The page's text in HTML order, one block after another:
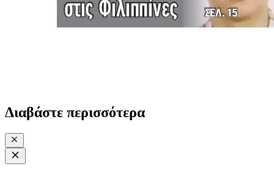
Διαβάστε περισσότερα